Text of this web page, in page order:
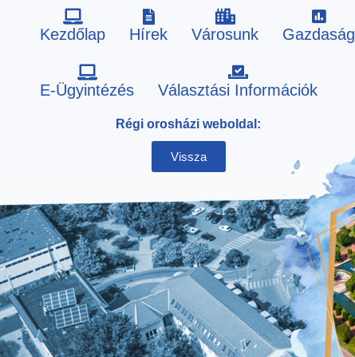
Kezdőlap Hírek Városunk Gazdaság
E-Ügyintézés Választási Információk
Régi orosházi weboldal:
Vissza